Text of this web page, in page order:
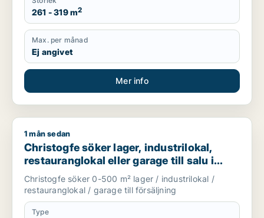
261 - 319 m2
Max. per månad
Ej angivet
Mer info
Christogfe söker lager, industrilokal, restauranglokal eller
1 mån sedan
Christogfe söker lager, industrilokal,
restauranglokal eller garage till salu i
Nykvarn, Stockholm Innerstad eller
Kungsholmen m.fl.
Christogfe söker 0-500 m² lager / industrilokal /
restauranglokal / garage till försäljning
Type